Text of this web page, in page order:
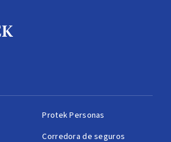
Protek Personas
Corredora de seguros